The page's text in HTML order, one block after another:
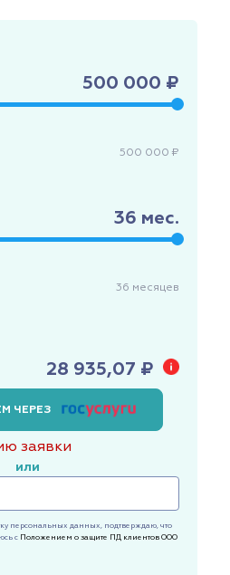
500 000 ₽
500 000 ₽
36 мес.
36 месяцев
28 935,07 ₽
ЧЕРЕЗ
заявки
или
персональных данных, подтверждаю, что
с Положением о защите ПД клиентов ООО